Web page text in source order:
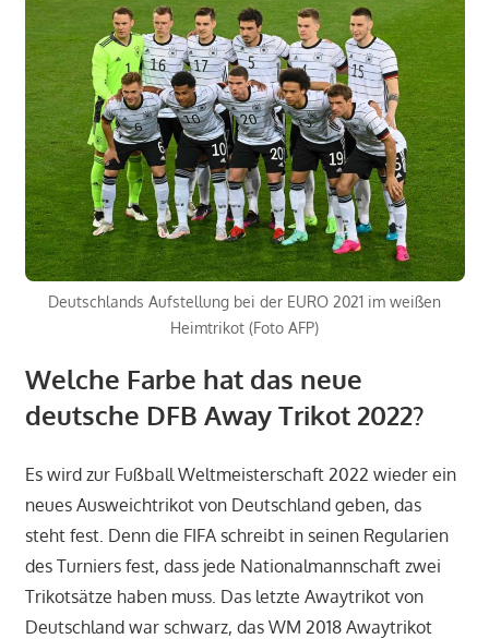
Deutschlands Aufstellung bei der EURO 2021 im weißen
Heimtrikot (Foto AFP)
Welche Farbe hat das neue
deutsche DFB Away Trikot 2022?
Es wird zur Fußball Weltmeisterschaft2022 wieder ein
neues Ausweichtrikot von Deutschland geben, das
steht fest. Denn die FIFA schreibt in seinen Regularien
des Turniers fest, dass jede Nationalmannschaft zwei
Trikotsätze haben muss. Das letzte Awaytrikot von
Deutschland war schwarz, das WM 2018 Awaytrikot